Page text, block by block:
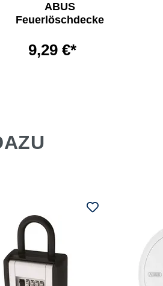
ABUS
Feuerlöschdecke
9,29 €*